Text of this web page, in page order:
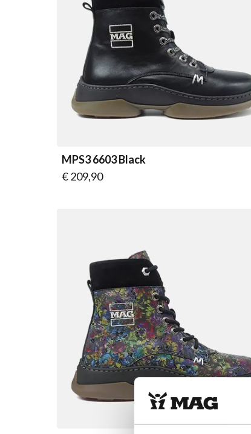
MPS3 6603 Black
Vanaf
€ 209,90